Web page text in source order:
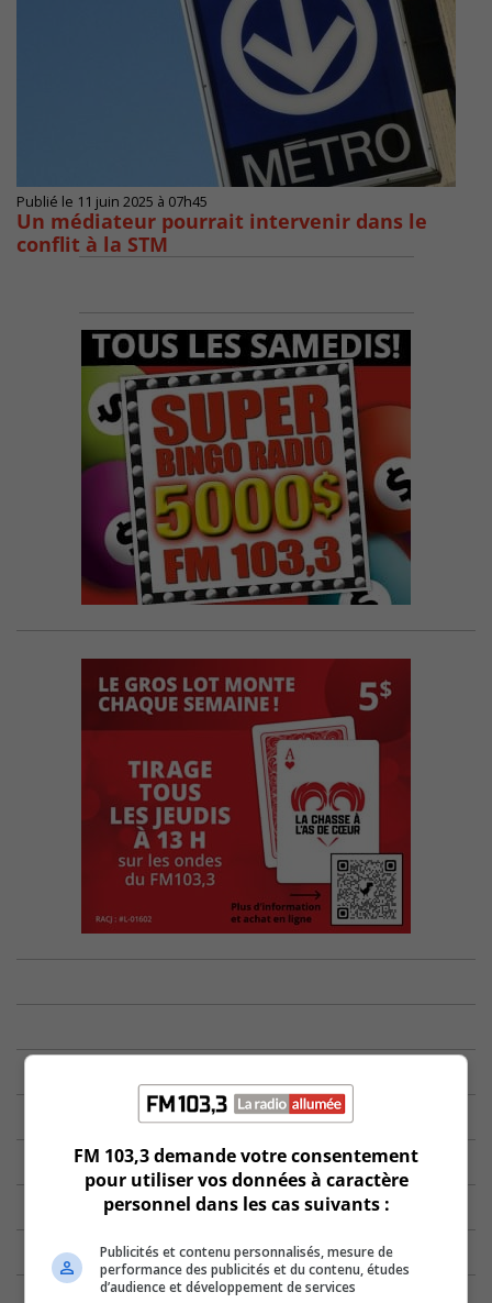
Publié le 11 juin 2025 à 07h45
Un médiateur pourrait intervenir dans le
conflit à la STM
FM 103,3 demande votre consentement
pour utiliser vos données à caractère
personnel dans les cas suivants :
Publicités et contenu personnalisés, mesure de
performance des publicités et du contenu, études
d’audience et développement de services